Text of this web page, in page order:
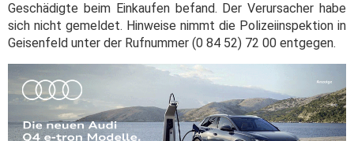
Geschädigte beim Einkaufen befand. Der Verursacher habe
sich nicht gemeldet. Hinweise nimmt die Polizeiinspektion in
Geisenfeld unter der Rufnummer (0 84 52) 72 00 entgegen.